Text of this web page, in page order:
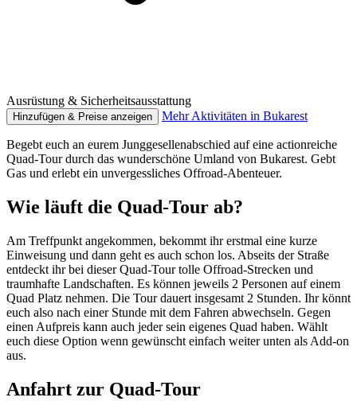
Ausrüstung & Sicherheitsausstattung
Hinzufügen & Preise anzeigen Mehr Aktivitäten in Bukarest
Begebt euch an eurem Junggesellenabschied auf eine actionreiche
Quad-Tour durch das wunderschöne Umland von Bukarest. Gebt
Gas und erlebt ein unvergessliches Offroad-Abenteuer.
Wie läuft die Quad-Tour ab?
Am Treffpunkt angekommen, bekommt ihr erstmal eine kurze
Einweisung und dann geht es auch schon los. Abseits der Straße
entdeckt ihr bei dieser Quad-Tour tolle Offroad-Strecken und
traumhafte Landschaften. Es können jeweils 2 Personen auf einem
Quad Platz nehmen. Die Tour dauert insgesamt 2 Stunden. Ihr könnt
euch also nach einer Stunde mit dem Fahren abwechseln. Gegen
einen Aufpreis kann auch jeder sein eigenes Quad haben. Wählt
euch diese Option wenn gewünscht einfach weiter unten als Add-on
aus.
Anfahrt zur Quad-Tour